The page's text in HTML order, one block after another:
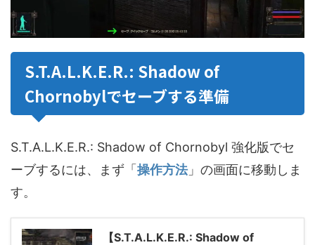
S.T.A.L.K.E.R.: Shadow of
Chornobylでセーブする準備
S.T.A.L.K.E.R.: Shadow of Chornobyl 強化版でセ
ーブするには、まず「操作方法」の画面に移動しま
す。
【S.T.A.L.K.E.R.: Shadow of